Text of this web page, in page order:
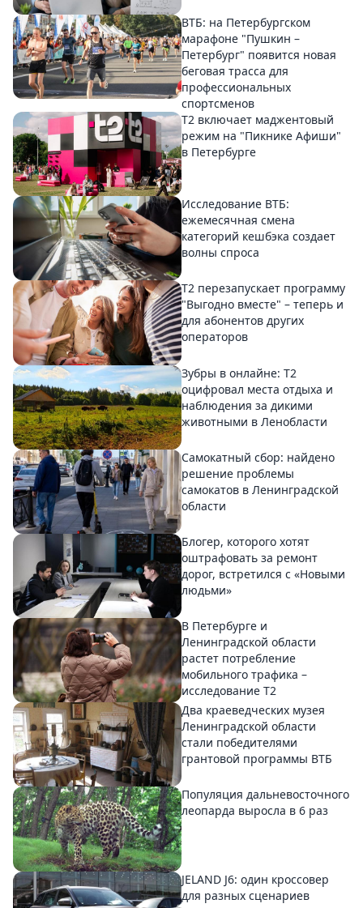
ВТБ: на Петербургском
марафоне "Пушкин –
Петербург" появится новая
беговая трасса для
профессиональных
спортсменов
Т2 включает маджентовый
режим на "Пикнике Афиши"
в Петербурге
Исследование ВТБ:
ежемесячная смена
категорий кешбэка создает
волны спроса
Т2 перезапускает программу
"Выгодно вместе" – теперь и
для абонентов других
операторов
Зубры в онлайне: Т2
оцифровал места отдыха и
наблюдения за дикими
животными в Ленобласти
Самокатный сбор: найдено
решение проблемы
самокатов в Ленинградской
области
Блогер, которого хотят
оштрафовать за ремонт
дорог, встретился с «Новыми
людьми»
В Петербурге и
Ленинградской области
растет потребление
мобильного трафика –
исследование T2
Два краеведческих музея
Ленинградской области
стали победителями
грантовой программы ВТБ
Популяция дальневосточного
леопарда выросла в 6 раз
JELAND J6: один кроссовер
для разных сценариев